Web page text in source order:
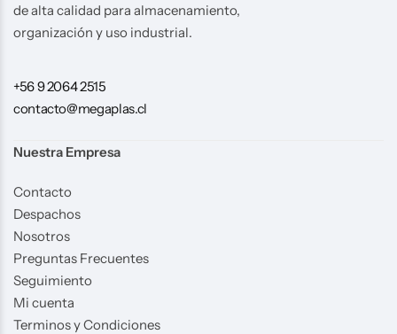
de alta calidad para almacenamiento,
organización y uso industrial.
+56 9 2064 2515
contacto@megaplas.cl
Nuestra Empresa
Contacto
Despachos
Nosotros
Preguntas Frecuentes
Seguimiento
Mi cuenta
Terminos y Condiciones